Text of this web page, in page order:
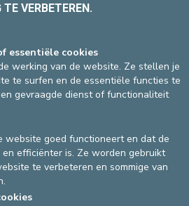
Borstkliniek
Talen: NL, FR, EN
de Borstkliniek
St-Elisabeth
TE VERBETEREN.
essentiële cookies
werking van de website. Ze stellen je
te surfen en de essentiële functies te
gevraagde dienst of functionaliteit
website goed functioneert en dat de
efficiënter is. Ze worden gebruikt
te verbeteren en sommige van